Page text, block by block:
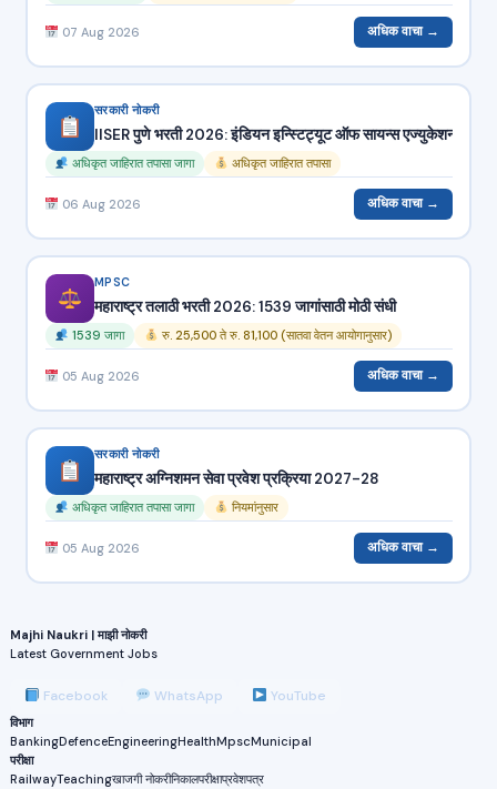
07 Aug 2026 अधिक वाचा →
सरकारी नोकरी
IISER पुणे भरती 2026: इंडियन इन्स्टिट्यूट ऑफ सायन्स एज्युकेशन
अधिकृत जाहिरात तपासा जागा अधिकृत जाहिरात तपासा
06 Aug 2026 अधिक वाचा →
MPSC
महाराष्ट्र तलाठी भरती 2026: 1539 जागांसाठी मोठी संधी
1539 जागा रु. 25,500 ते रु. 81,100 (सातवा वेतन आयोगानुसार)
05 Aug 2026 अधिक वाचा →
सरकारी नोकरी
महाराष्ट्र अग्निशमन सेवा प्रवेश प्रक्रिया 2027-28
अधिकृत जाहिरात तपासा जागा नियमांनुसार
05 Aug 2026 अधिक वाचा →
Majhi Naukri | माझी नोकरी
Latest Government Jobs
Facebook WhatsApp YouTube
विभाग
BankingDefenceEngineeringHealthMpscMunicipal
परीक्षा
RailwayTeachingखाजगी नोकरीनिकालपरीक्षाप्रवेशपत्र